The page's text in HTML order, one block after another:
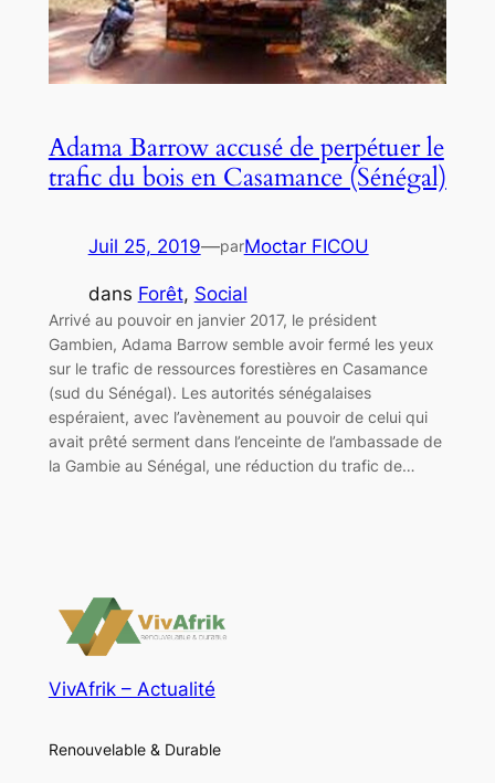
Adama Barrow accusé de perpétuer le
trafic du bois en Casamance (Sénégal)
Juil 25, 2019—parMoctar FICOU
dans Forêt, Social
Arrivé au pouvoir en janvier 2017, le président
Gambien, Adama Barrow semble avoir fermé les yeux
sur le trafic de ressources forestières en Casamance
(sud du Sénégal). Les autorités sénégalaises
espéraient, avec l’avènement au pouvoir de celui qui
avait prêté serment dans l’enceinte de l’ambassade de
la Gambie au Sénégal, une réduction du trafic de…
VivAfrik – Actualité
Renouvelable & Durable